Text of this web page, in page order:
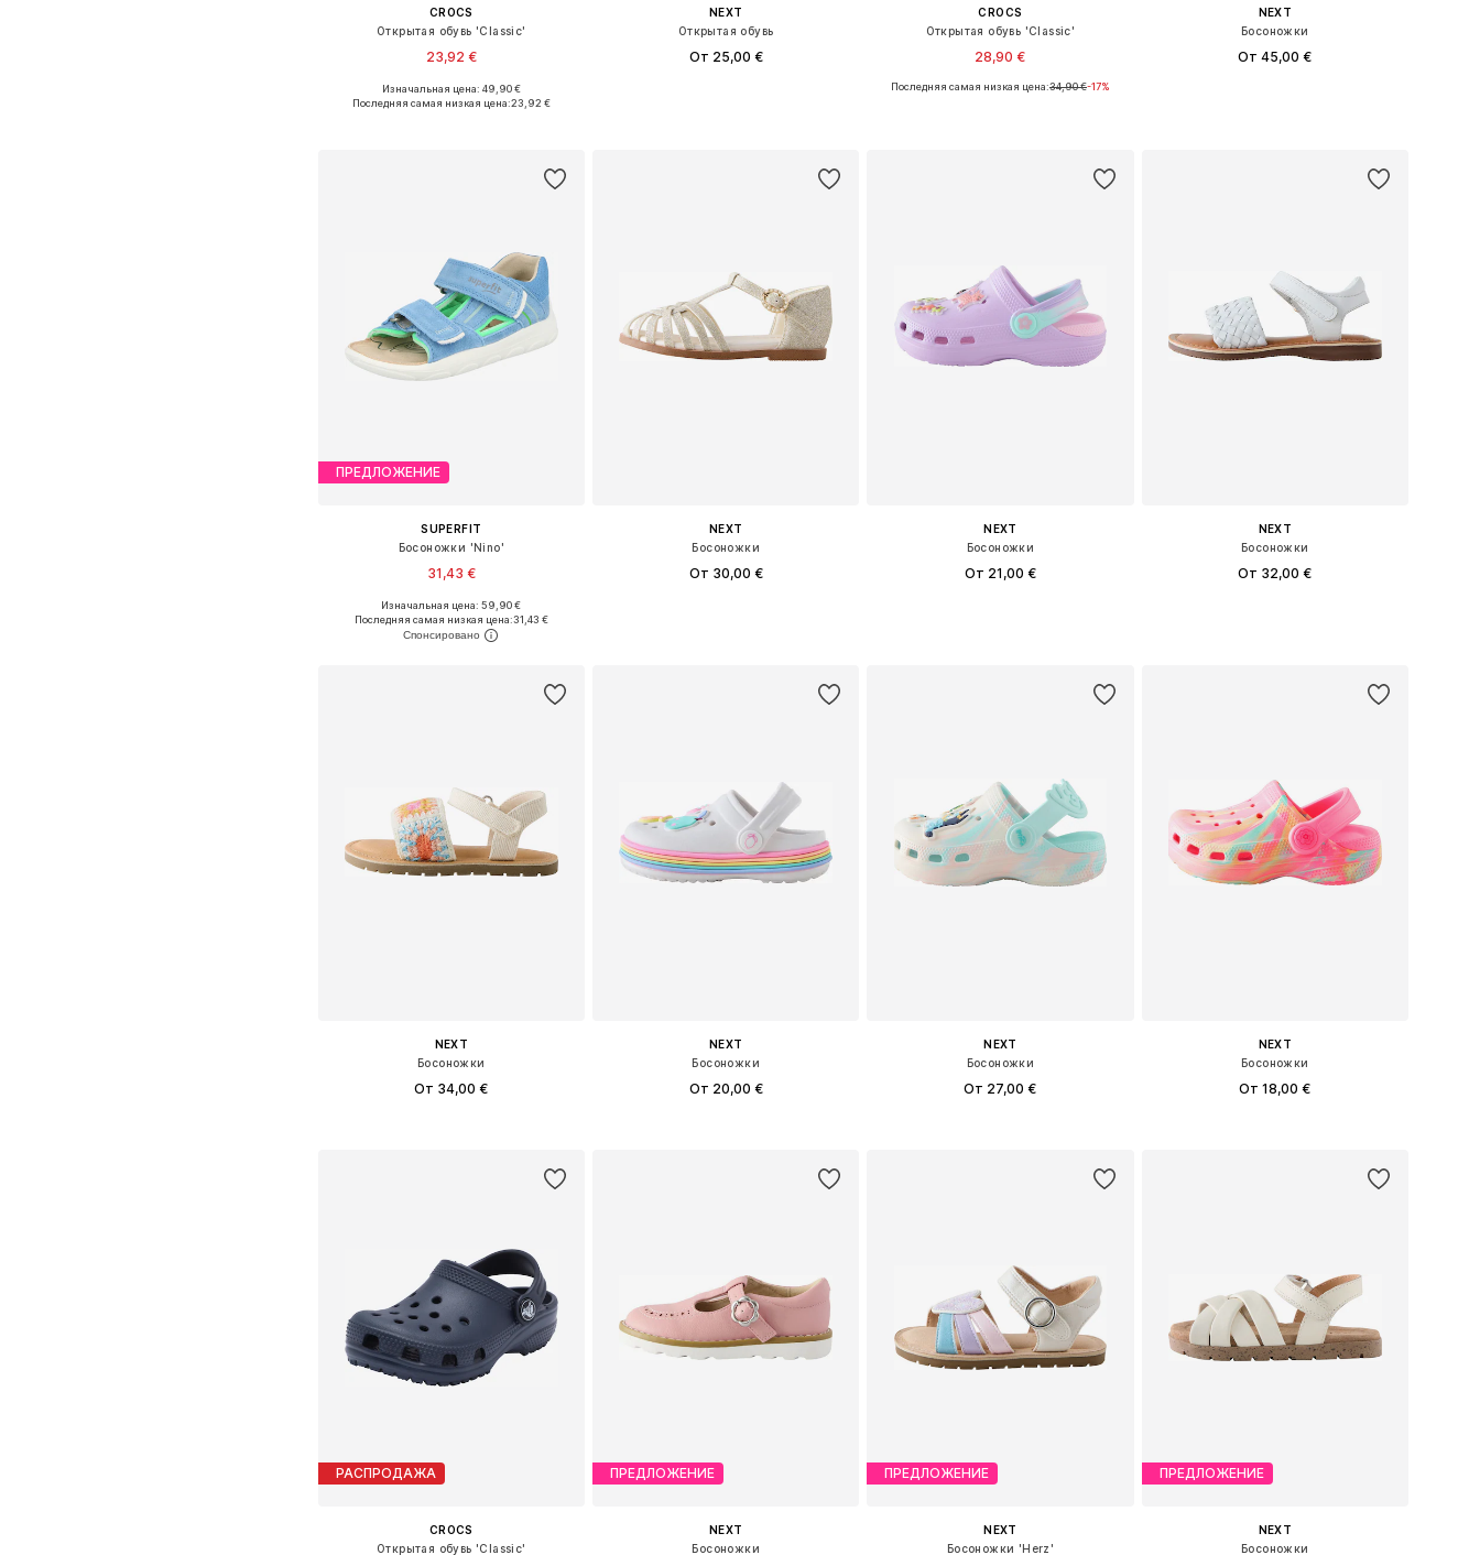
CROCS
Открытая обувь 'Classic'
23,92 €
Доступные размеры: 20-21, 23-24, 25-26
Изначальная цена: 49,90 €
Последняя самая низкая цена:23,92 €
NEXT
Открытая обувь
От 25,00 €
CROCS
Открытая обувь 'Classic'
28,90 €
+19
Доступно множество размеров
Последняя самая низкая цена:34,90 €-17%
NEXT
Босоножки
От 45,00 €
ПРЕДЛОЖЕНИЕ
SUPERFIT
Босоножки 'Nino'
31,43 €
Доступные размеры: 20, 21, 24, 25
Добавить в корзину
Изначальная цена: 59,90 €
Последняя самая низкая цена:31,43 €
NEXT
Босоножки
От 30,00 €
NEXT
Босоножки
От 21,00 €
NEXT
Босоножки
От 32,00 €
NEXT
Босоножки
От 34,00 €
NEXT
Босоножки
От 20,00 €
NEXT
Босоножки
От 27,00 €
NEXT
Босоножки
От 18,00 €
РАСПРОДАЖА
CROCS
Открытая обувь 'Classic'
ПРЕДЛОЖЕНИЕ
NEXT
Босоножки
ПРЕДЛОЖЕНИЕ
NEXT
Босоножки 'Herz'
ПРЕДЛОЖЕНИЕ
NEXT
Босоножки